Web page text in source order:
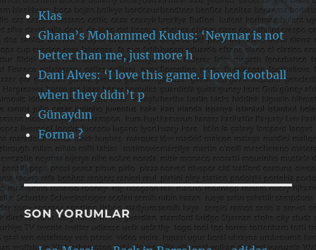
Klas
Ghana’s Mohammed Kudus: ‘Neymar is not
better than me, just more h
Dani Alves: ‘I love this game. I loved football
when they didn’t p
Günaydın
Forma ?
SON YORUMLAR